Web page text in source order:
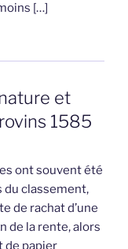
[…]
et
1585
ont souvent été
du classement,
de rachat d’une
de la rente, alors